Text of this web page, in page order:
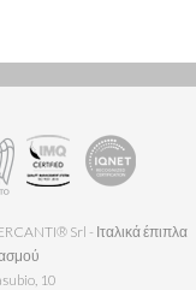
Srl - Ιταλικά έπιπλα
10